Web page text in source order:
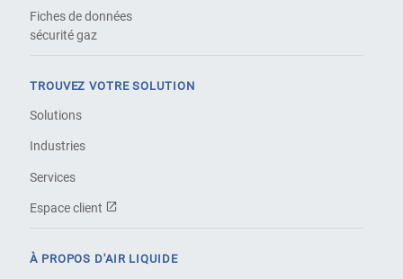
Fiches de données
sécurité gaz
TROUVEZ VOTRE SOLUTION
Solutions
Industries
Services
Espace client
À PROPOS D'AIR LIQUIDE